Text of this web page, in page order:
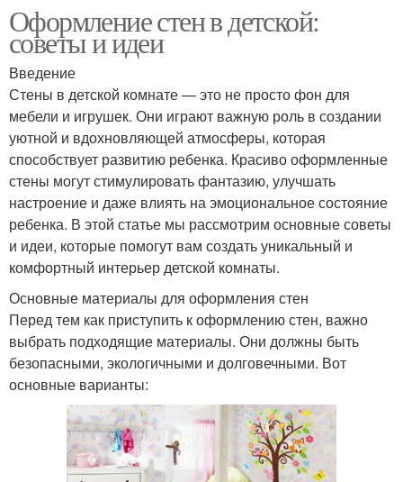
Оформление стен в детской:
советы и идеи
Введение
Стены в детской комнате — это не просто фон для
мебели и игрушек. Они играют важную роль в создании
уютной и вдохновляющей атмосферы, которая
способствует развитию ребенка. Красиво оформленные
стены могут стимулировать фантазию, улучшать
настроение и даже влиять на эмоциональное состояние
ребенка. В этой статье мы рассмотрим основные советы
и идеи, которые помогут вам создать уникальный и
комфортный интерьер детской комнаты.
Основные материалы для оформления стен
Перед тем как приступить к оформлению стен, важно
выбрать подходящие материалы. Они должны быть
безопасными, экологичными и долговечными. Вот
основные варианты: